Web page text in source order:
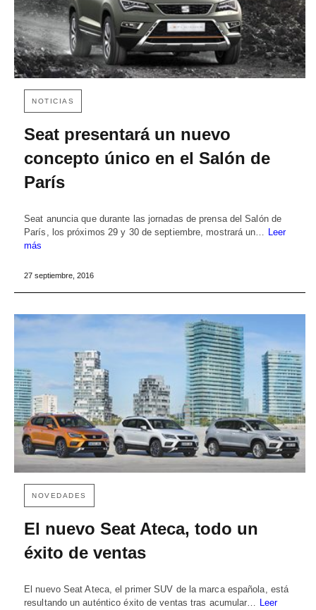
NOTICIAS
Seat presentará un nuevo
concepto único en el Salón de
París
Seat anuncia que durante las jornadas de prensa del Salón de
París, los próximos 29 y 30 de septiembre, mostrará un… Leer
más
27 septiembre, 2016
NOVEDADES
El nuevo Seat Ateca, todo un
éxito de ventas
El nuevo Seat Ateca, el primer SUV de la marca española, está
resultando un auténtico éxito de ventas tras acumular… Leer